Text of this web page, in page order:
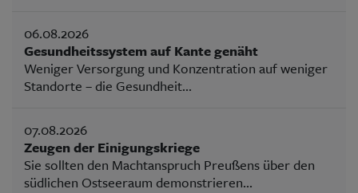
06.08.2026
Gesundheitssystem auf Kante genäht
Weniger Versorgung und Konzentration auf weniger
Standorte – die Gesundheit...
07.08.2026
Zeugen der Einigungskriege
Sie sollten den Machtanspruch Preußens über den
südlichen Ostseeraum demonstrieren...